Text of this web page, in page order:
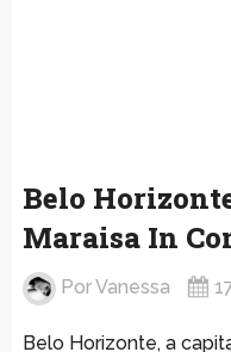
Belo
Maraisa In
PorVanessa
Belo Horizonte, a